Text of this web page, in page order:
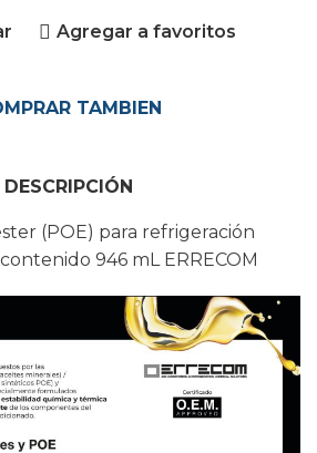
Agregar a favoritos
TAMBIEN
DESCRIPCIÓN
(POE) para refrigeración
946 mL ERRECOM